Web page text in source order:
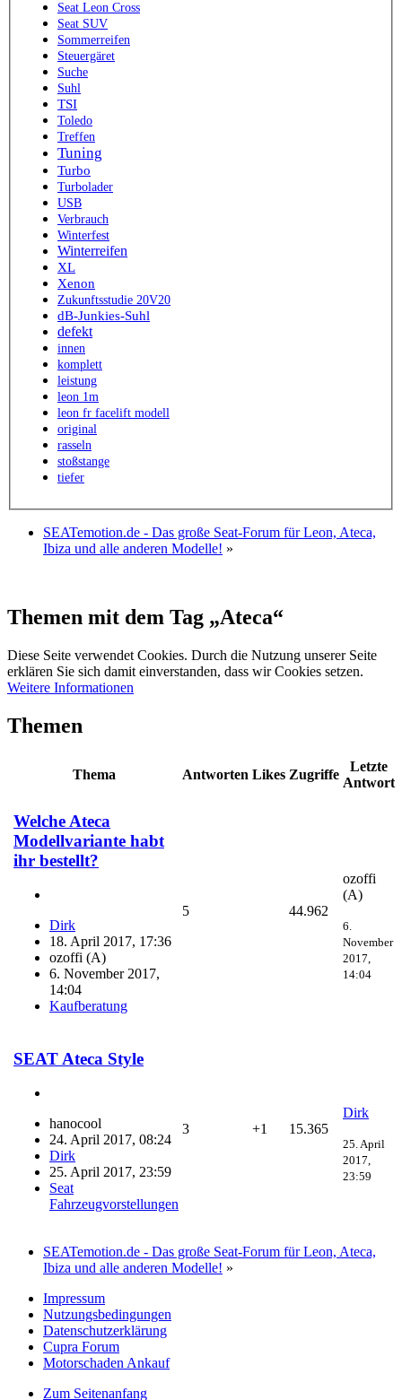
Seat Leon Cross
Seat SUV
Sommerreifen
Steuergäret
Suche
Suhl
TSI
Toledo
Treffen
Tuning
Turbo
Turbolader
USB
Verbrauch
Winterfest
Winterreifen
XL
Xenon
Zukunftsstudie 20V20
dB-Junkies-Suhl
defekt
innen
komplett
leistung
leon 1m
leon fr facelift modell
original
rasseln
stoßstange
tiefer
SEATemotion.de - Das große Seat-Forum für Leon, Ateca,
Ibiza und alle anderen Modelle! »
Themen mit dem Tag „Ateca“
Diese Seite verwendet Cookies. Durch die Nutzung unserer Seite
erklären Sie sich damit einverstanden, dass wir Cookies setzen.
Weitere Informationen
Themen
Thema Antworten Likes Zugriffe
Letzte
Antwort
Welche Ateca
Modellvariante habt
ihr bestellt?
Dirk
18. April 2017, 17:36
ozoffi (A)
6. November 2017,
14:04
Kaufberatung
5 44.962
ozoffi
(A)
6.
November
2017,
14:04
SEAT Ateca Style
hanocool
24. April 2017, 08:24
Dirk
25. April 2017, 23:59
Seat
Fahrzeugvorstellungen
3 +1 15.365
Dirk
25. April
2017,
23:59
SEATemotion.de - Das große Seat-Forum für Leon, Ateca,
Ibiza und alle anderen Modelle! »
Impressum
Nutzungsbedingungen
Datenschutzerklärung
Cupra Forum
Motorschaden Ankauf
Zum Seitenanfang